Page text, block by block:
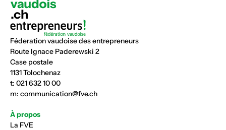
Féderation vaudoise des entrepreneurs
Route Ignace Paderewski 2
Case postale
1131 Tolochenaz
t: 021 632 10 00
m: communication@fve.ch
À propos
La FVE